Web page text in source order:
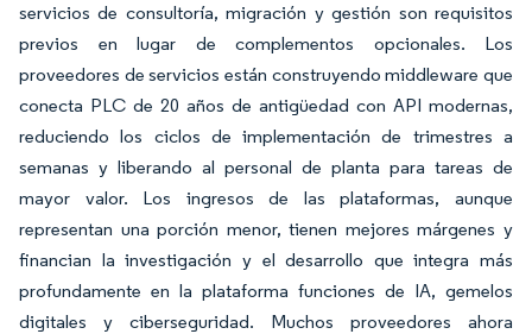
servicios de consultoría, migración y gestión son requisitos
previos en lugar de complementos opcionales. Los
proveedores de servicios están construyendo middleware que
conecta PLC de 20 años de antigüedad con API modernas,
reduciendo los ciclos de implementación de trimestres a
semanas y liberando al personal de planta para tareas de
mayor valor. Los ingresos de las plataformas, aunque
representan una porción menor, tienen mejores márgenes y
financian la investigación y el desarrollo que integra más
profundamente en la plataforma funciones de IA, gemelos
digitales y ciberseguridad. Muchos proveedores ahora